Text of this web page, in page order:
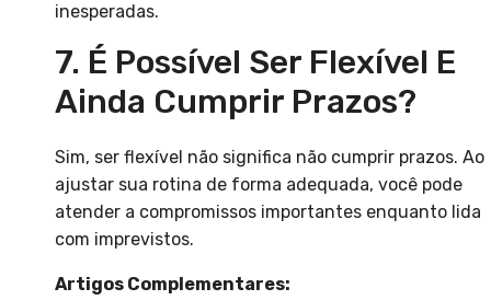
inesperadas.
7. É Possível Ser Flexível E
Ainda Cumprir Prazos?
Sim, ser flexível não significa não cumprir prazos. Ao
ajustar sua rotina de forma adequada, você pode
atender a compromissos importantes enquanto lida
com imprevistos.
Artigos Complementares: